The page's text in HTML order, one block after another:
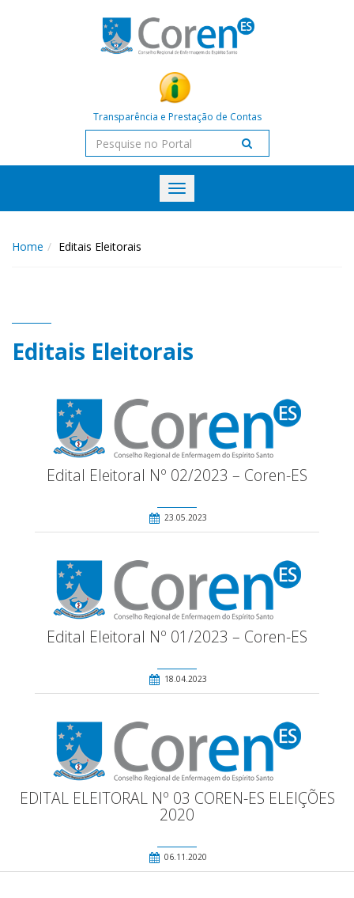
Transparência e Prestação de Contas
Toggle
navigation
Home Editais Eleitorais
Editais Eleitorais
Edital Eleitoral Nº 02/2023 – Coren-ES
23.05.2023
Edital Eleitoral Nº 01/2023 – Coren-ES
18.04.2023
EDITAL ELEITORAL Nº 03 COREN-ES ELEIÇÕES
2020
06.11.2020